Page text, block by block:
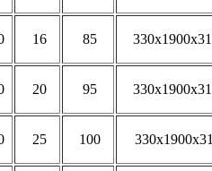
16 85
20 95
25 100